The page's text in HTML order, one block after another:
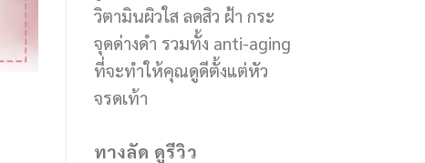
วิตามินผิวใส ลดสิว ฝ้า กระ
จุดด่างดำ รวมทั้ง anti-aging
ที่จะทำให้คุณดูดีตั้งแต่หัว
จรดเท้า
ทางลัด ดูรีวิว